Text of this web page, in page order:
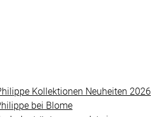
Kollektionen Neuheiten 2026
bei Blome